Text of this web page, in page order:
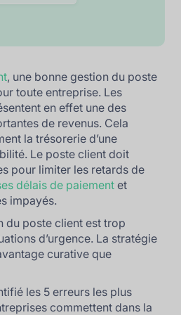
, une bonne gestion du poste
toute entreprise. Les
en effet une des
de revenus. Cela
la trésorerie d’une
Le poste client doit
pour limiter les retards de
délais de paiement et
impayés.
du poste client est trop
d’urgence. La stratégie
curative que
les 5 erreurs les plus
commettent dans la